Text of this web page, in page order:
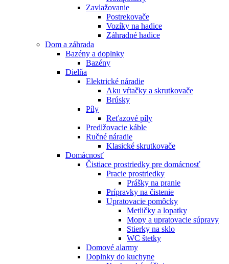
Zavlažovanie
Postrekovače
Vozíky na hadice
Záhradné hadice
Dom a záhrada
Bazény a doplnky
Bazény
Dielňa
Elektrické náradie
Aku vŕtačky a skrutkovače
Brúsky
Píly
Reťazové píly
Predlžovacie káble
Ručné náradie
Klasické skrutkovače
Domácnosť
Čistiace prostriedky pre domácnosť
Pracie prostriedky
Prášky na pranie
Prípravky na čistenie
Upratovacie pomôcky
Metličky a lopatky
Mopy a upratovacie súpravy
Stierky na sklo
WC štetky
Domové alarmy
Doplnky do kuchyne